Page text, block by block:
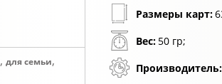
, для семьи,
Размеры карт:
Вес: 50 гр;
Производитель: